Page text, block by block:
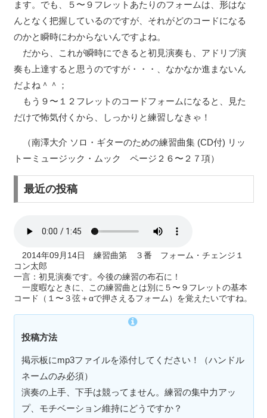
ます。でも、５〜９フレットあたりのフォームは、形はな
んとなく把握しているのですが、それがどのコードになる
のかと瞬時にわからないんですよね。
だから、これが瞬時にできると初見演奏も、アドリブ演
奏も上達すると思うのですが・・・、なかなか進まないん
だよね＾＾；
もう９〜１２フレットのコードフォームになると、見た
だけで怖気付くから、しっかりと練習しなきゃ！
（南澤大介 ソロ・ギターのための練習曲集 (CD付) リッ
トーミュージック・ムック ページ２６〜２７項）
最近の投稿
2014年09月14日 練習曲第 ３番 フォーム・チェンジ１
コン太郎
一言：初見演奏です。今後の練習の布石に！
一度暇なときに、この練習曲とは別に５〜９フレットの基本
コード（１〜３弦＋αで押さえるフォーム）を覚えたいですね。
投稿方法
掲示板にmp3ファイルを添付してください！（ハンドル
ネームのみ必須）
演奏の上手、下手は競ってません。練習の集中力アッ
プ、モチベーション維持にどうですか？